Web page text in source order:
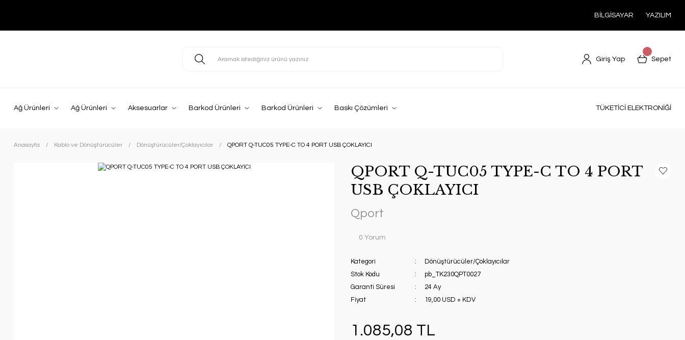
BİLGİSAYAR YAZILIM
Giriş Yap Sepet
Ağ Ürünleri Ağ Ürünleri Aksesuarlar Barkod Ürünleri Barkod Ürünleri Baskı Çözümleri TÜKETİCİ ELEKTRONİĞİ
Anasayfa Kablo ve Dönüştürücüler Dönüştürücüler/Çoklayıcılar QPORT Q-TUC05 TYPE-C TO 4 PORT USB ÇOKLAYICI
QPORT Q-TUC05 TYPE-C TO 4 PORT
USB ÇOKLAYICI
Qport
0 Yorum
Kategori
Dönüştürücüler/Çoklayıcılar
Stok Kodu
pb_TK230QPT0027
Garanti Süresi
24 Ay
Fiyat
19,00 USD + KDV
1.085,08 TL